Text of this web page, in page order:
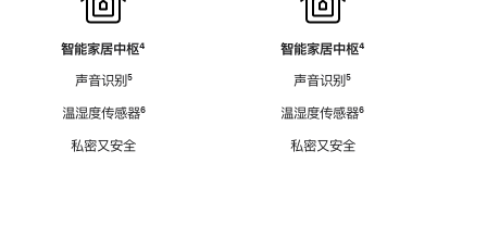
智能家居中枢脚
⁴
声音识别脚
⁵
温湿度传感器脚
⁶
私密又安全
智能家居中枢脚
⁴
声音识别脚
⁵
温湿度传感器脚
⁶
私密又安全